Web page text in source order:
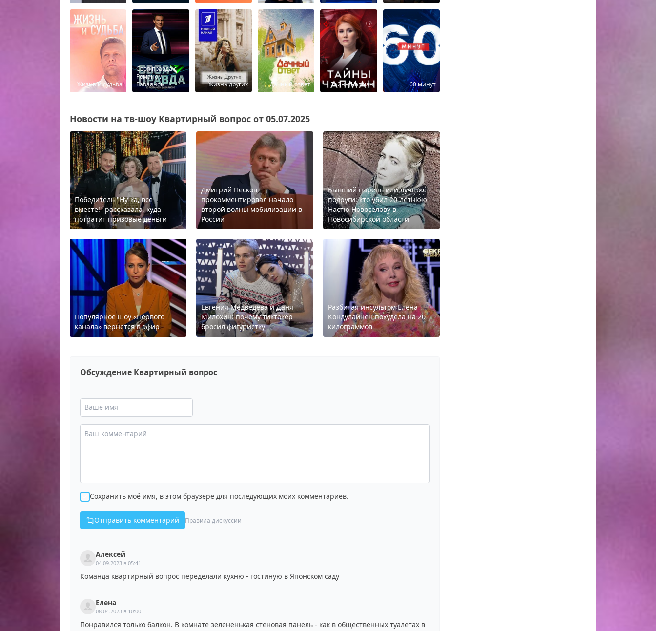
Жизнь и судьба
Своя правда с
Романом
Бабаяном
Жизнь других Дачный ответ Тайны Чапман 60 минут
Новости на тв-шоу Квартирный вопрос от 05.07.2025
Победитель "Ну-ка, все
вместе!" рассказала, куда
потратит призовые деньги
Дмитрий Песков
прокомментировал начало
второй волны мобилизации в
России
Бывший парень или лучшие
подруги: кто убил 20-летнюю
Настю Новоселову в
Новосибирской области
Популярное шоу «Первого
канала» вернется в эфир
Евгения Медведева и Даня
Милохин: почему тиктокер
бросил фигуристку
Разбитая инсультом Елена
Кондулайнен похудела на 20
килограммов
Обсуждение Квартирный вопрос
Сохранить моё имя, в этом браузере для последующих моих комментариев.
Отправить комментарий Правила дискуссии
Алексей
04.09.2023 в 05:41
Команда квартирный вопрос переделали кухню - гостиную в Японском саду
Елена
08.04.2023 в 10:00
Понравился только балкон. В комнате зелененькая стеновая панель - как в общественных туалетах в